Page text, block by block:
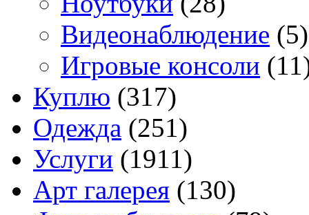
Видеонаблюдение (5)
Игровые консоли
Куплю (317)
Одежда (251)
Услуги (1911)
Арт галерея (130)